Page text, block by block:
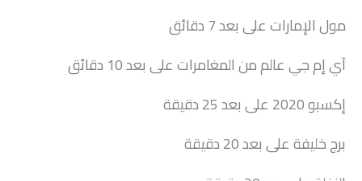
مول الإمارات على بعد 7 دقائق
آي إم جي عالم من المغامرات على بعد 10 دقائق
إكسبو 2020 على بعد 25 دقيقة
برج خليفة على بعد 20 دقيقة